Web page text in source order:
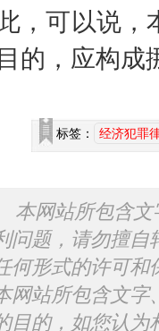
，可以说，
目的，应构成
标签： 经济犯罪
本网站所包含
问题，请勿擅自
何形式的许可和
网站所包含文字
目的，如您认为